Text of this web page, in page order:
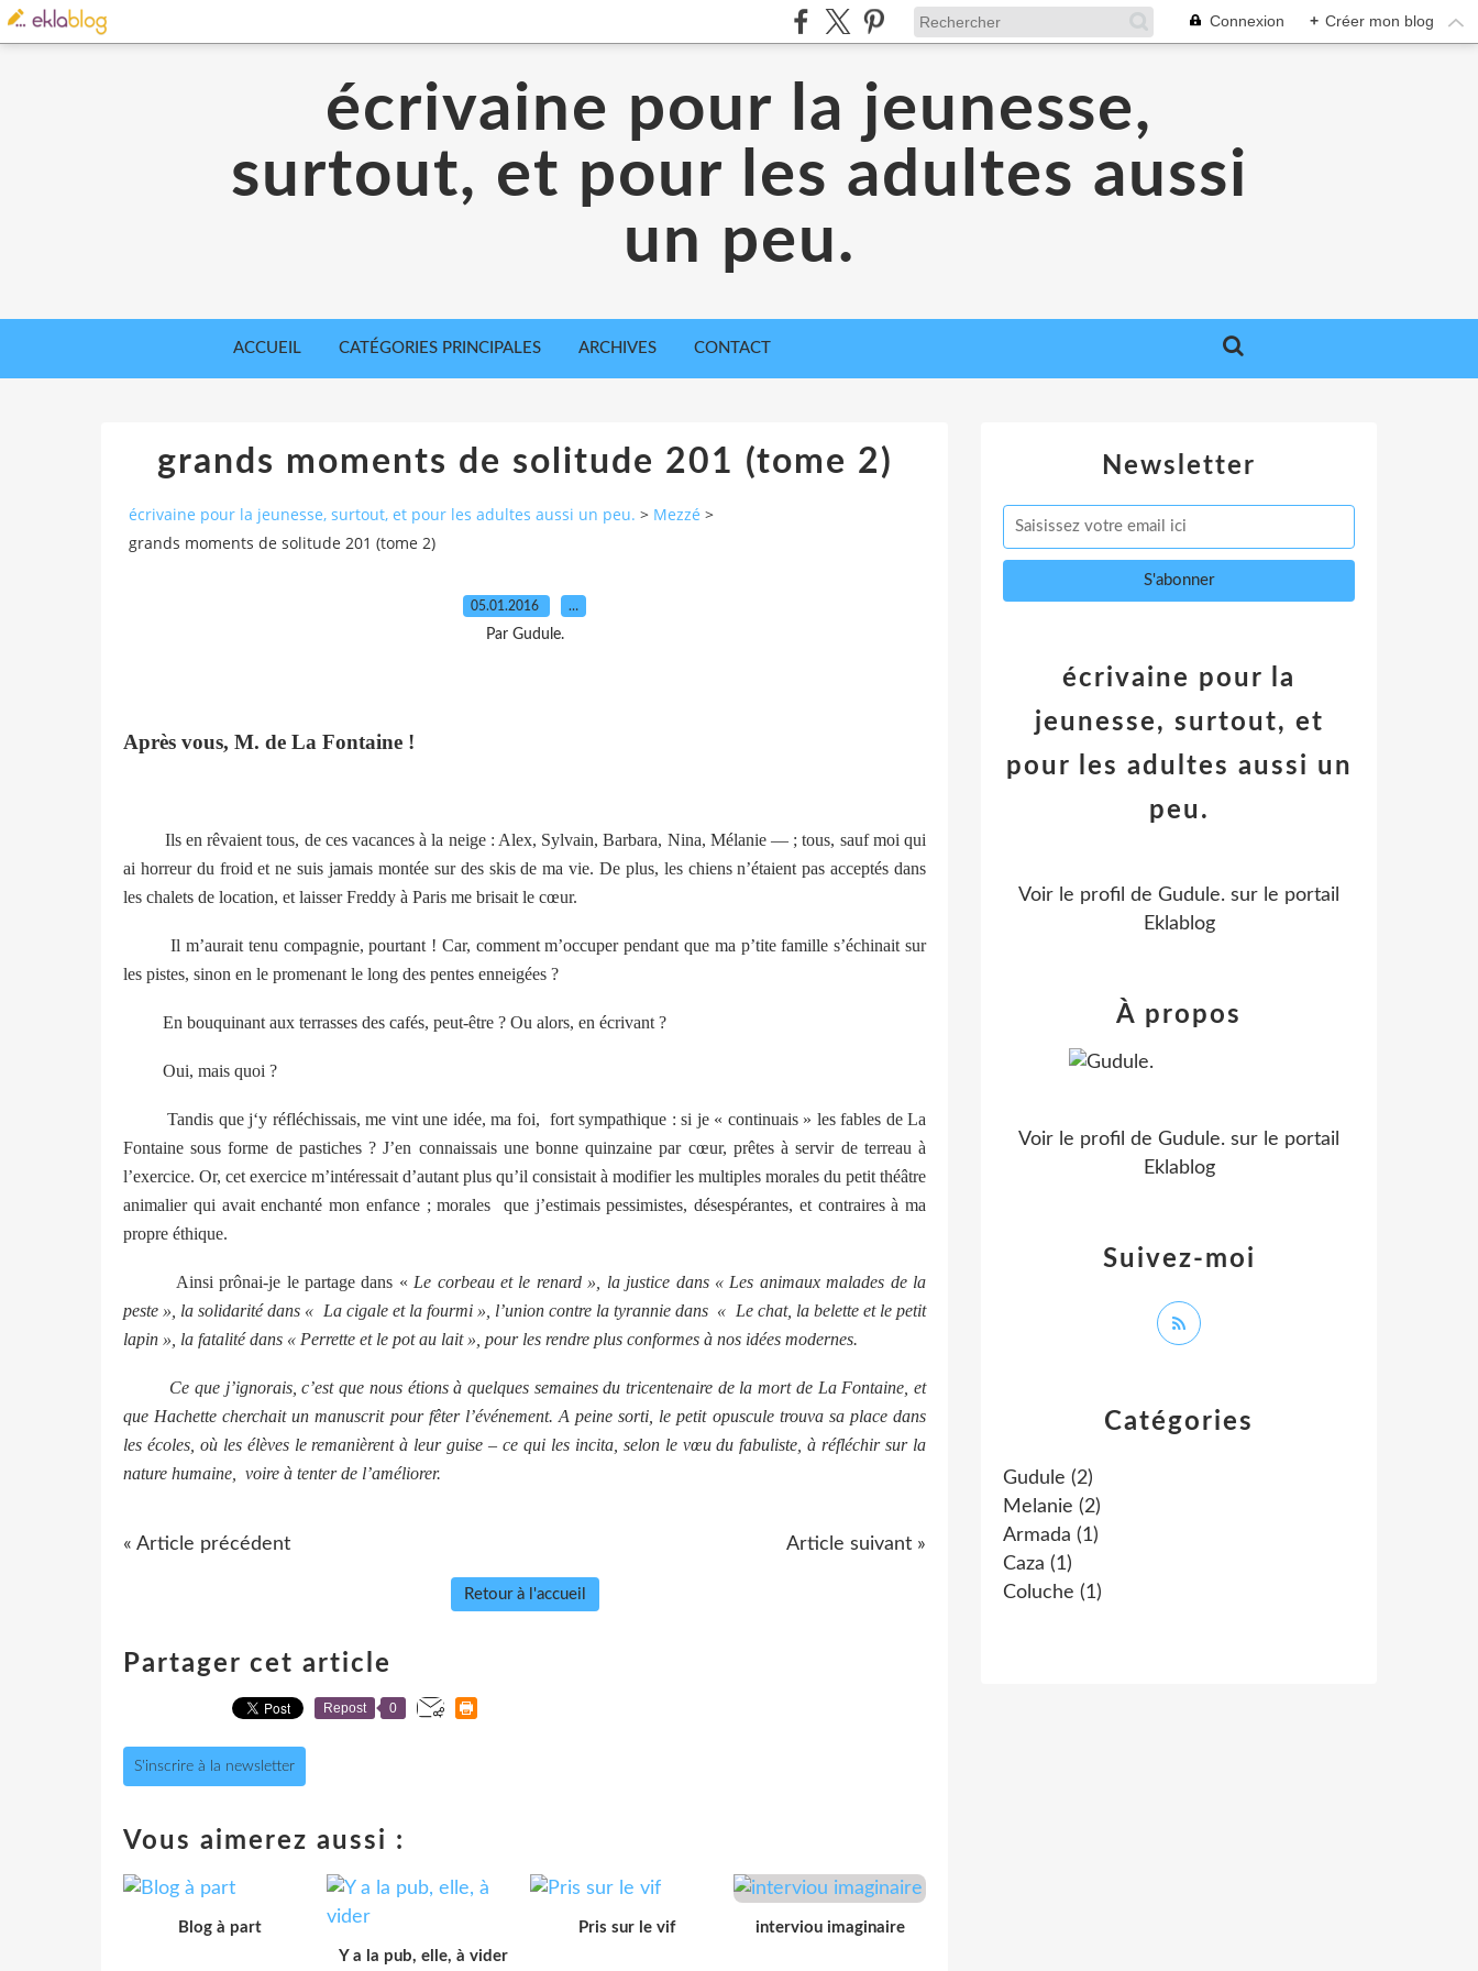
Connexion + Créer mon blog
écrivaine pour la jeunesse,
surtout, et pour les adultes aussi
un peu.
ACCUEIL CATÉGORIES PRINCIPALES ARCHIVES CONTACT
grands moments de solitude 201 (tome 2)
écrivaine pour la jeunesse, surtout, et pour les adultes aussi un peu. > Mezzé >
grands moments de solitude 201 (tome 2)
05.01.2016 …
Par Gudule.
Après vous, M. de La Fontaine !
Ils en rêvaient tous, de ces vacances à la neige : Alex, Sylvain, Barbara, Nina, Mélanie — ; tous, sauf moi qui
ai horreur du froid et ne suis jamais montée sur des skis de ma vie. De plus, les chiens n’étaient pas acceptés dans
les chalets de location, et laisser Freddy à Paris me brisait le cœur.
Il m’aurait tenu compagnie, pourtant ! Car, comment m’occuper pendant que ma p’tite famille s’échinait sur
les pistes, sinon en le promenant le long des pentes enneigées ?
En bouquinant aux terrasses des cafés, peut-être ? Ou alors, en écrivant ?
Oui, mais quoi ?
Tandis que j‘y réfléchissais, me vint une idée, ma foi, fort sympathique : si je « continuais » les fables de La
Fontaine sous forme de pastiches ? J’en connaissais une bonne quinzaine par cœur, prêtes à servir de terreau à
l’exercice. Or, cet exercice m’intéressait d’autant plus qu’il consistait à modifier les multiples morales du petit théâtre
animalier qui avait enchanté mon enfance ; morales que j’estimais pessimistes, désespérantes, et contraires à ma
propre éthique.
Ainsi prônai-je le partage dans « Le corbeau et le renard », la justice dans « Les animaux malades de la
peste », la solidarité dans « La cigale et la fourmi », l’union contre la tyrannie dans « Le chat, la belette et le petit
lapin », la fatalité dans « Perrette et le pot au lait », pour les rendre plus conformes à nos idées modernes.
Ce que j’ignorais, c’est que nous étions à quelques semaines du tricentenaire de la mort de La Fontaine, et
que Hachette cherchait un manuscrit pour fêter l’événement. A peine sorti, le petit opuscule trouva sa place dans
les écoles, où les élèves le remanièrent à leur guise – ce qui les incita, selon le vœu du fabuliste, à réfléchir sur la
nature humaine, voire à tenter de l’améliorer.
« Article précédent Article suivant »
Retour à l'accueil
Partager cet article
Repost 0
S'inscrire à la newsletter
Vous aimerez aussi :
Blog à part
Y a la pub, elle, à vider
Pris sur le vif interviou imaginaire
Newsletter
Catégories
Gudule (2)
Melanie (2)
Armada (1)
Caza (1)
Coluche (1)
écrivaine pour la
jeunesse, surtout, et
pour les adultes aussi un
peu.
Voir le profil de Gudule. sur le portail
Eklablog
Suivez-moi
À propos
Voir le profil de Gudule. sur le portail
Eklablog